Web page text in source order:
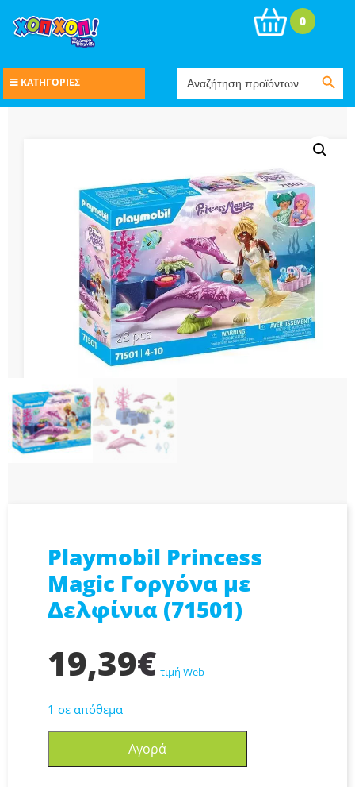
for:
Search Button
0
ΚΑΤΗΓΟΡΙΕΣ
Playmobil Princess
Magic Γοργόνα με
Δελφίνια (71501)
19,39€ τιμή Web
1 σε απόθεμα
Αγορά